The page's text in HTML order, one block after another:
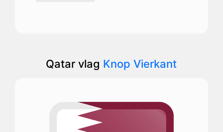
Qatar vlag Knop Vierkant